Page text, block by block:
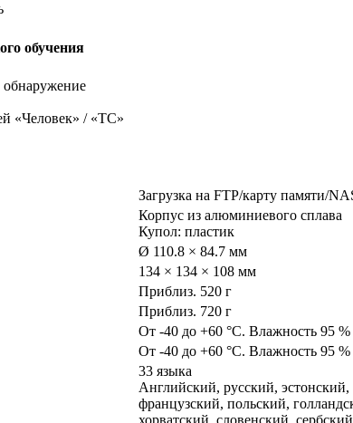
обучения
«Человек» / «ТС»
Загрузка на FTP/карту памяти/
Корпус из алюминиевого сплава
Купол: пластик
Ø 110.8 × 84.7 мм
134 × 134 × 108 мм
Приблиз. 520 г
Приблиз. 720 г
От -40 до +60 °C. Влажность 95
От -40 до +60 °C. Влажность 95
33 языка
Английский, русский,
французский, польский,
хорватский, словенский,